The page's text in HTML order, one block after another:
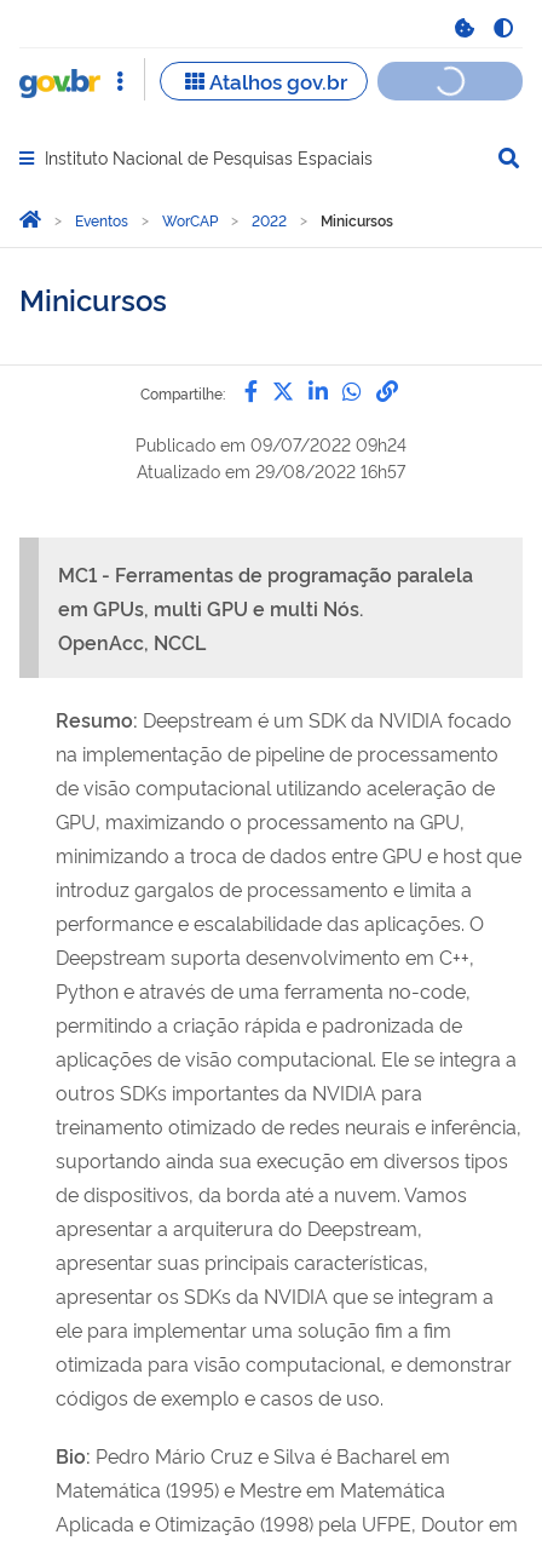
Abrir menu principal de navegação
Instituto Nacional de Pesquisas Espaciais
Você está aqui:
Página Inicial
Eventos WorCAP 2022 Minicursos
Minicursos
Compartilhe: Compartilhe por Facebook
Compartilhe por Twitter
Compartilhe por
Compartilhe
link para
Publicado em 09/07/2022 09h24
Atualizado em 29/08/2022 16h57
MC1 - Ferramentas de programação paralela
em GPUs, multi GPU e multi Nós.
OpenAcc, NCCL
Resumo: Deepstream é um SDK da NVIDIA focado
na implementação de pipeline de processamento
de visão computacional utilizando aceleração de
GPU, maximizando o processamento na GPU,
minimizando a troca de dados entre GPU e host que
introduz gargalos de processamento e limita a
performance e escalabilidade das aplicações. O
Deepstream suporta desenvolvimento em C++,
Python e através de uma ferramenta no-code,
permitindo a criação rápida e padronizada de
aplicações de visão computacional. Ele se integra a
outros SDKs importantes da NVIDIA para
treinamento otimizado de redes neurais e inferência,
suportando ainda sua execução em diversos tipos
de dispositivos, da borda até a nuvem. Vamos
apresentar a arquiterura do Deepstream,
apresentar suas principais características,
apresentar os SDKs da NVIDIA que se integram a
ele para implementar uma solução fim a fim
otimizada para visão computacional, e demonstrar
códigos de exemplo e casos de uso.
Bio: Pedro Mário Cruz e Silva é Bacharel em
Matemática (1995) e Mestre em Matemática
Aplicada e Otimização (1998) pela UFPE, Doutor em